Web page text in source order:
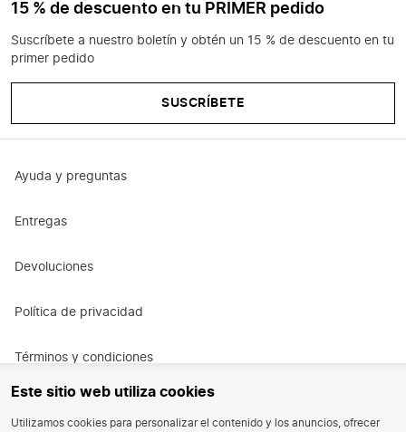
Este sitio web utiliza cookies
Utilizamos cookies para personalizar el contenido y los anuncios, ofrecer
15 % de descuento en tu PRIMER pedido
Suscríbete a nuestro boletín y obtén un 15 % de descuento en tu
primer pedido
SUSCRÍBETE
Ayuda y preguntas
Entregas
Devoluciones
Política de privacidad
Términos y condiciones